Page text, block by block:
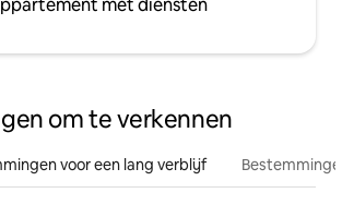
met diensten
om te verkennen
voor een lang verblijf